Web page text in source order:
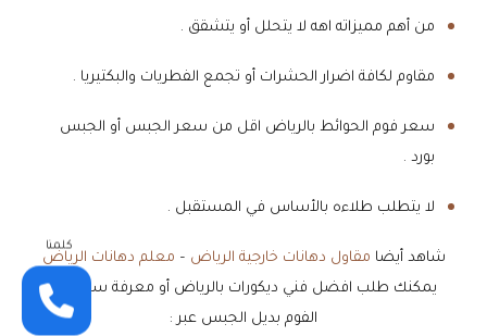
من أهم مميزاته اهه لا يتحلل أو يتشقق .
مقاوم لكافة اضرار الحشرات أو تجمع الفطريات والبكتيريا .
سعر فوم الحوائط بالرياض اقل من سعر الجبس أو الجبس
بورد .
لا يتطلب طلاءه بالأساس في المستقبل .
شاهد أيضا مقاول دهانات خارجية الرياض – معلم دهانات الرياض
يمكنك طلب افضل فني ديكورات بالرياض أو معرفة سعر متر
الفوم بديل الجبس عبر :
كلمنا